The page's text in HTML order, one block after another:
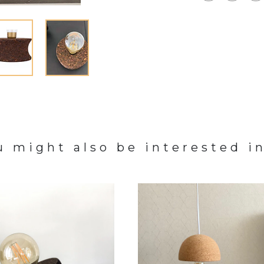
might also be interested